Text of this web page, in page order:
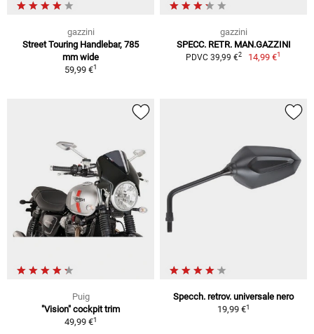
gazzini
Street Touring Handlebar, 785
mm wide
59,99 €1
gazzini
SPECC. RETR. MAN.GAZZINI
PDVC 39,99 €2 14,99 €1
Puig
"Vision" cockpit trim
49,99 €1
Specch. retrov. universale nero
19,99 €1